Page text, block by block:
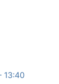
13:40